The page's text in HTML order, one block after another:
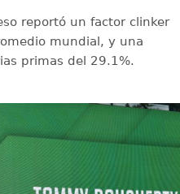
reportó un factor clinker
mundial, y una
primas del 29.1%.